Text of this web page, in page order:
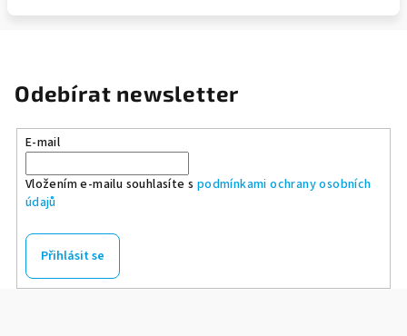
Odebírat newsletter
E-mail
Vložením e-mailu souhlasíte s podmínkami ochrany osobních
údajů
Přihlásit se